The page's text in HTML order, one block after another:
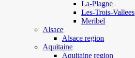
La-Plagne
Les-Trois-Vallees
Meribel
Alsace
Alsace region
Aquitaine
Aquitaine region